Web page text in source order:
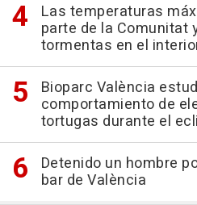
Las temperaturas
parte de la Comunitat
tormentas en el
Bioparc València
comportamiento de
tortugas durante el
Detenido un hombre
bar de València